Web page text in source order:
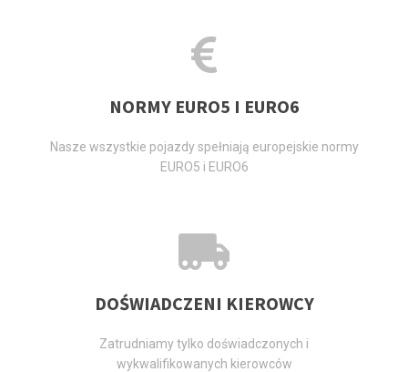
NORMY EURO5 I EURO6
Nasze wszystkie pojazdy spełniają europejskie normy
EURO5 i EURO6
DOŚWIADCZENI KIEROWCY
Zatrudniamy tylko doświadczonych i
wykwalifikowanych kierowców